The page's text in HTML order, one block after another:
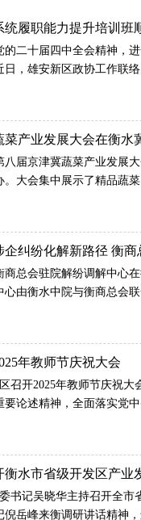
统履职能力提升培训班
的二十届四中全会精神，
日，雄安新区政协工作联
菜产业发展大会在衡水
八届京津冀蔬菜产业发展
。大会集中展示了精品蔬
企纠纷化解新路径 衡商
牌成立
商总会驻院解纷调解中心
心由衡水中院与衡商总会
年教师节庆祝大会
召开2025年教师节庆祝
要论述精神，全面落实党
大动力。省委常委，雄安
讲话。
衡水市省级开发区产业
书记吴晓华主持召开全市
倪岳峰来衡调研讲话精神